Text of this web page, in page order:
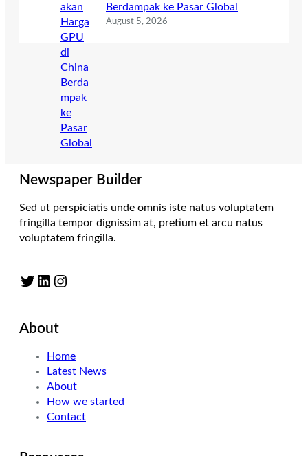
Berdampak ke Pasar Global
August 5, 2026
Newspaper Builder
Sed ut perspiciatis unde omnis iste natus voluptatem
fringilla tempor dignissim at, pretium et arcu natus
voluptatem fringilla.
Twitter LinkedIn Instagram
About
Home
Latest News
About
How we started
Contact